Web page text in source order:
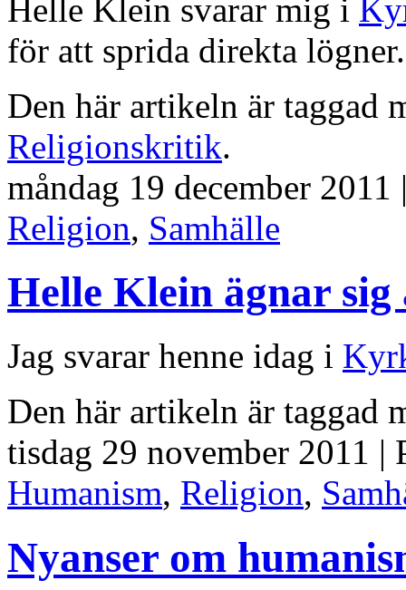
Helle Klein svarar mig i
för att sprida direkta
Den här artikeln är taggad
Religionskritik.
måndag 19 december
Religion, Samhälle
Helle Klein ägnar sig
Jag svarar henne idag i
Den här artikeln är taggad
tisdag 29 november 2011 |
Humanism, Religion,
Nyanser om